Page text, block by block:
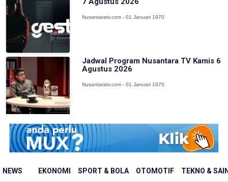
NEWS EKONOMI SPORT & BOLA OTOMOTIF TEKNO &
Nusantaratv.com - 01 Januari 1970
Jadwal Program Nusantara TV Kamis 6
Agustus 2026
Nusantaratv.com - 01 Januari 1970